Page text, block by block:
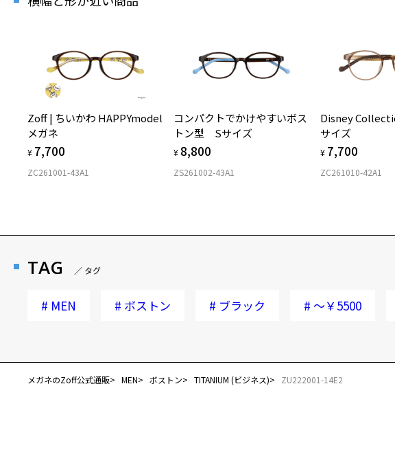
Zoff | ちいかわ HAPPYmodel
メガネ
¥ 7,700
ZC261001-43A1
コンパクトでかけやすいボス
トン型 Sサイズ
¥ 8,800
ZS261002-43A1
Disney
サイズ
¥ 7,700
ZC261010-42A1
TAG ／ タグ
# MEN # ボストン # ブラック # ～￥5500
メガネのZoff公式通販 MEN ボストン TITANIUM (ビジネス) ZU222001-14E2